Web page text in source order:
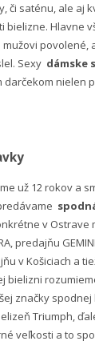
či saténu, ale aj
Hlavne
povolené,
Sexy dámske
darčekom nielen
už 12 rokov a
v Ostrave
predajňu
v Košiciach a
bielizni
značky spodnej
Triumph,
veľkosti a to